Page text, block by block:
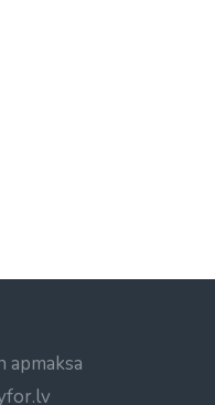
apmaksa